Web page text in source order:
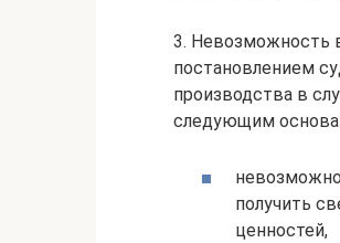
3. Невозможность
постановлением
производства в
следующим
получить
ценностей,